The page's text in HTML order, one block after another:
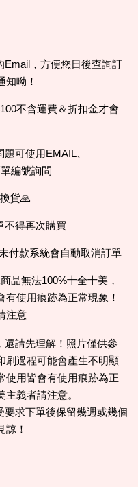
，方便您日後查詢訂
知呦！
不含運費＆折扣金才會
可使用EMAIL、
編號詢問
貨🙏
不得再次購買
付款系統會自動取消訂單
品無法100%十全十美，
使用痕跡為正常現象！
注意
請先理解！照片僅供參
刷過程可能會產生不明顯
使用皆會有使用痕跡為正
義者請注意。
求下單後保留幾週或幾個
諒！